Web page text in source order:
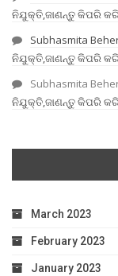
ନିଯୁକ୍ତି,ଜାଣନ୍ତୁ କିପରି
Subhasmita
ନିଯୁକ୍ତି,ଜାଣନ୍ତୁ କିପରି
Subhasmita
ନିଯୁକ୍ତି,ଜାଣନ୍ତୁ କିପରି
March 2023
February 2023
January 2023